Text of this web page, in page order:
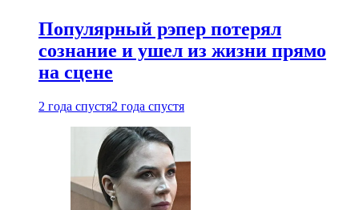
Популярный рэпер потерял
сознание и ушел из жизни прямо
на сцене
2 года спустя2 года спустя